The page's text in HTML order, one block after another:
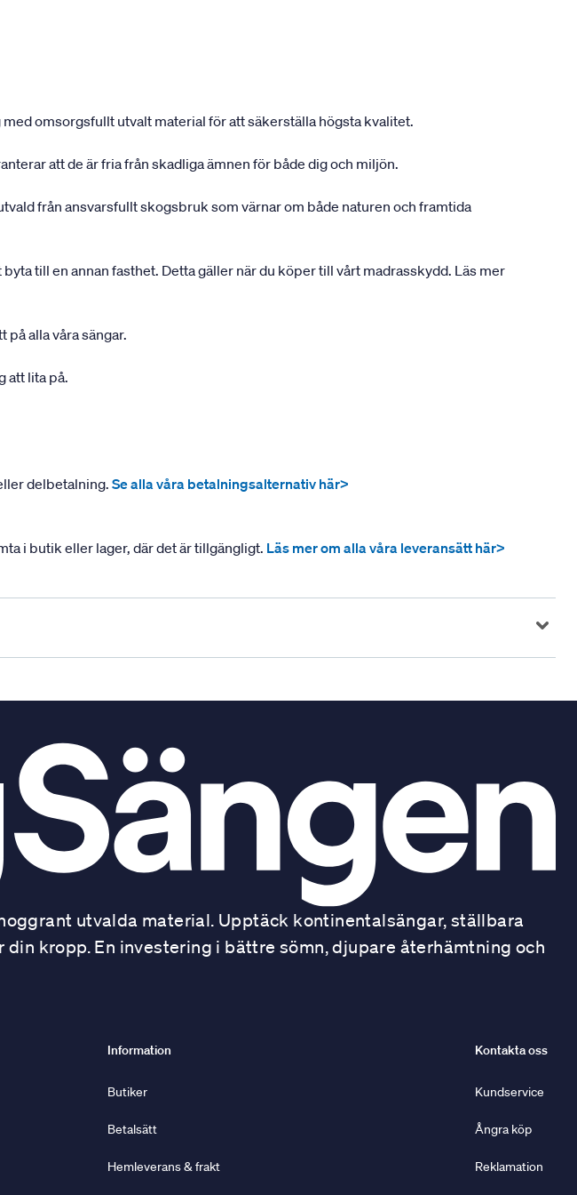
omsorgsfullt utvalt material för att säkerställa högsta kvalitet.
att de är fria från skadliga ämnen för både dig och miljön.
från ansvarsfullt skogsbruk som värnar om både naturen och framtida
till en annan fasthet. Detta gäller när du köper till vårt madrasskydd. Läs mer
alla våra sängar.
att lita på.
delbetalning.Se alla våra betalningsalternativ här>
i butik eller lager, där det är tillgängligt. Läs mer om alla våra leveransätt här>
utvalda material. Upptäck kontinentalsängar, ställbara
kropp. En investering i bättre sömn, djupare återhämtning och
Information
Butiker
Betalsätt
Hemleverans & frakt
Kontakta oss
Kundservice
Ångra köp
Reklamation